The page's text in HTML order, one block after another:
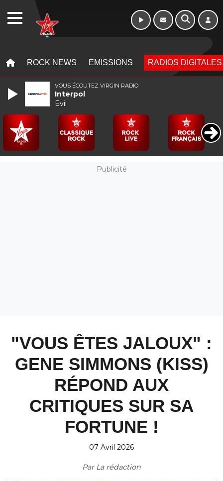
ROCK NEWS EMISSIONS RADIOS DIGITALES
Publicité
"VOUS ÊTES JALOUX" :
GENE SIMMONS (KISS)
RÉPOND AUX
CRITIQUES SUR SA
FORTUNE !
07 Avril 2026
Par La rédaction
VOUS ÉCOUTEZ VIRGIN RADIO
Interpol
Evil
WEBRADIO